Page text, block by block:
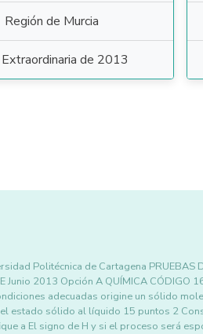
Región de Murcia
Extraordinaria de 2013
Politécnica de Cartagena PRUEBAS
Junio 2013 Opción A QUÍMICA CÓDIGO
adecuadas origine un sólido
estado sólido al líquido 15 puntos 2
a El signo de H y si el proceso será